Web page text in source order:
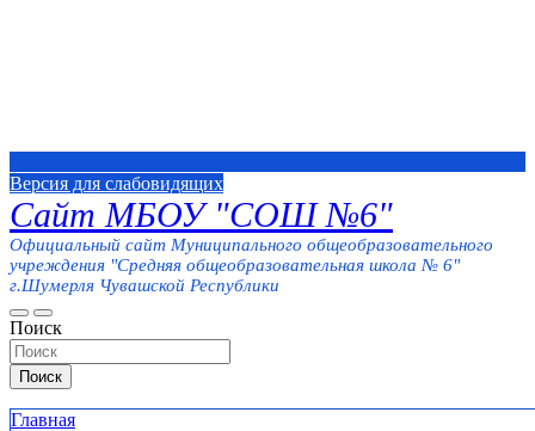
Версия для слабовидящих
Сайт МБОУ "СОШ №6"
Официальный сайт Муниципального общеобразовательного
учреждения "Средняя общеобразовательная школа № 6"
г.Шумерля Чувашской Республики
Поиск
Поиск
Главная